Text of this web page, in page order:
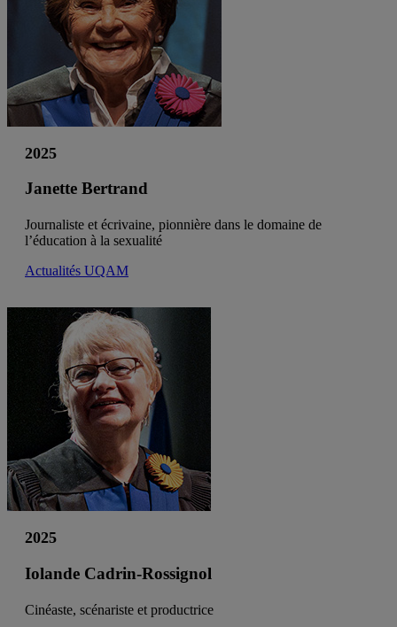
2025
Janette Bertrand
Journaliste et écrivaine, pionnière dans le domaine de
l’éducation à la sexualité
Actualités UQAM
2025
Iolande Cadrin-Rossignol
Cinéaste, scénariste et productrice